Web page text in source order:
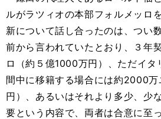
ルがラツィオの本部フォルメッロ
新について話し合ったのは、つい
前から言われていたとおり、３年
ロ（約５億1000万円）、ただイタ
間中に移籍する場合には約2000
円）、あるいはそれより多少、少
要という内容で、両者は合意に至